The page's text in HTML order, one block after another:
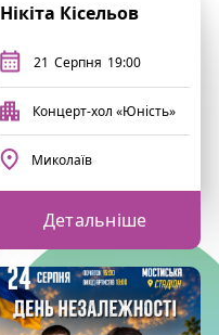
Нікіта Кісельов
21 Серпня 19:00
Концерт-хол «Юність»
Миколаїв
Детальніше